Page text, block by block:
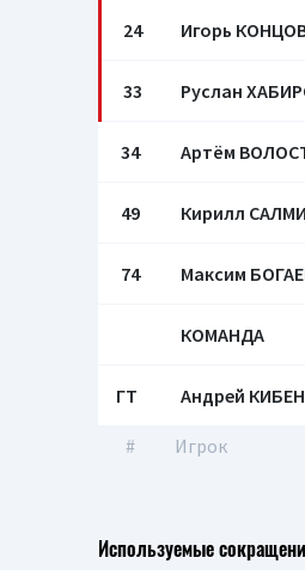
24 Игорь
33 Руслан
34 Артём
49 Кирилл
74 Максим
КОМАНДА
ГТ Андрей
# Игрок
Используемые